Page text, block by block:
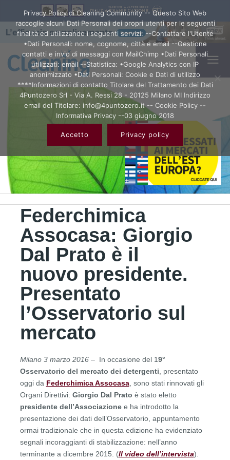
Federchimica
Assocasa: Giorgio
Dal Prato è il
nuovo presidente.
Presentato
l’Osservatorio sul
mercato
Milano 3 marzo 2016 – In occasione del 19°
Osservatorio del mercato dei detergenti , presentato
oggi da Federchimica Assocasa, sono stati rinnovati gli
Organi Direttivi: Giorgio Dal Prato è stato eletto
presidente dell’Associazione e ha introdotto la
presentazione dei dati dell’Osservatorio, appuntamento
ormai tradizionale che in questa edizione ha evidenziato
segnali incoraggianti di stabilizzazione: nell’anno
terminante a dicembre 2015. (Il video dell’intervista).
Privacy Policy di Cleaning Community -- Questo Sito Web
raccoglie alcuni Dati Personali dei propri utenti per le seguenti
finalità ed utilizzando i seguenti servizi: --Contattare l'Utente
•Dati Personali: nome, cognome, città e email --Gestione
contatti e invio di messaggi con MailChimp •Dati Personali
utilizzati: email --Statistica: •Google Analytics con IP
anonimizzato •Dati Personali: Cookie e Dati di utilizzo
****Informazioni di contatto Titolare del Trattamento dei Dati
4Puntozero Srl - Via A. Ressi 28 - 20125 Milano MI Indirizzo
email del Titolare: info@4puntozero.it -- Cookie Policy --
Informativa Privacy --03 giugno 2018
Accetto Privacy policy